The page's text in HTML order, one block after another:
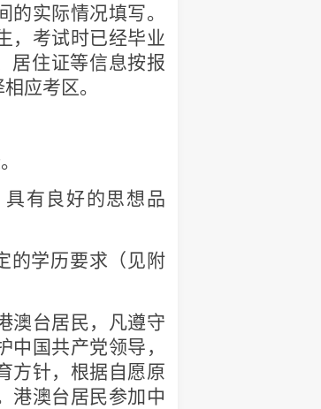
实际情况填写。
，考试时已经毕业
居住证等信息按报
应考区。
有良好的思想品
的学历要求（见附
澳台居民，凡遵守
中国共产党领导，
方针，根据自愿原
港澳台居民参加中